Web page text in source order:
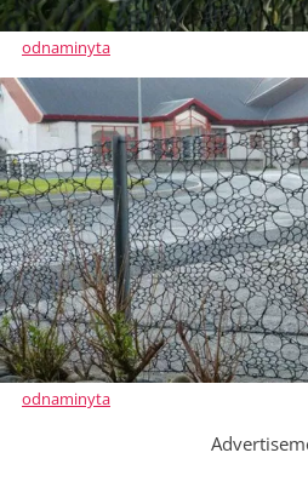
odnaminyta
odnaminyta